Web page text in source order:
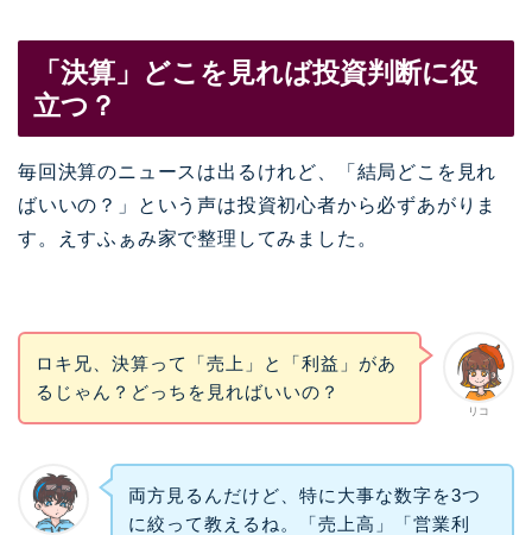
「決算」どこを見れば投資判断に役
立つ？
毎回決算のニュースは出るけれど、「結局どこを見れ
ばいいの？」という声は投資初心者から必ずあがりま
す。えすふぁみ家で整理してみました。
リコ
ロキ兄、決算って「売上」と「利益」があ
るじゃん？どっちを見ればいいの？
両方見るんだけど、特に大事な数字を3つ
に絞って教えるね。「売上高」「営業利